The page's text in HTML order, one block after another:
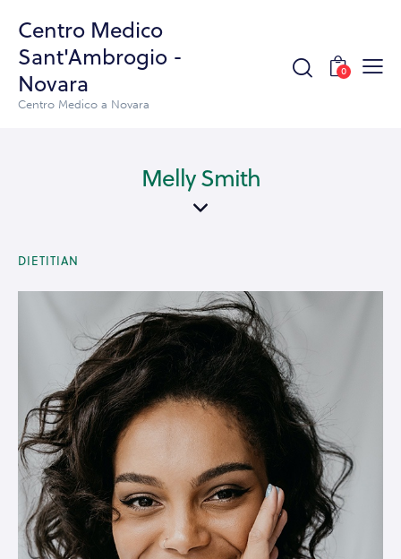
Centro Medico
Sant'Ambrogio -
Novara
Centro Medico a Novara
0
Melly Smith
DIETITIAN